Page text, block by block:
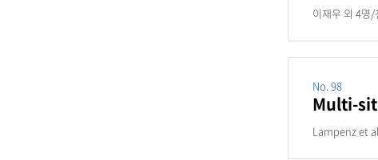
이재우 외 4명
No. 98
Multi-
Lampenz et